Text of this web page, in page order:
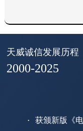
天威诚信发展历程
2000-2025
获颁新版《